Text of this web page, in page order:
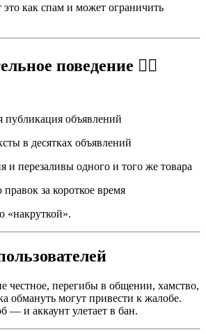
как спам и может ограничить
поведение 🕵️‍♂️
публикация объявлений
в десятках объявлений
и перезаливы одного и того же товара
за короткое время
«накруткой».
честное, перегибы в общении, хамство,
обмануть могут привести к жалобе.
— и аккаунт улетает в бан.